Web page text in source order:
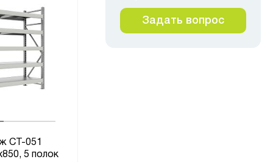
СТ-051
5 полок
Задать вопрос